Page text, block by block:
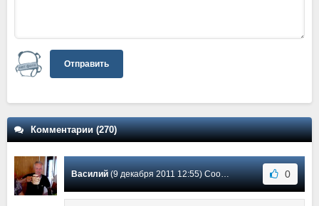
Отправить
Комментарии (270)
Василий(9 декабря 2011 12:55) Сообщение #3 0